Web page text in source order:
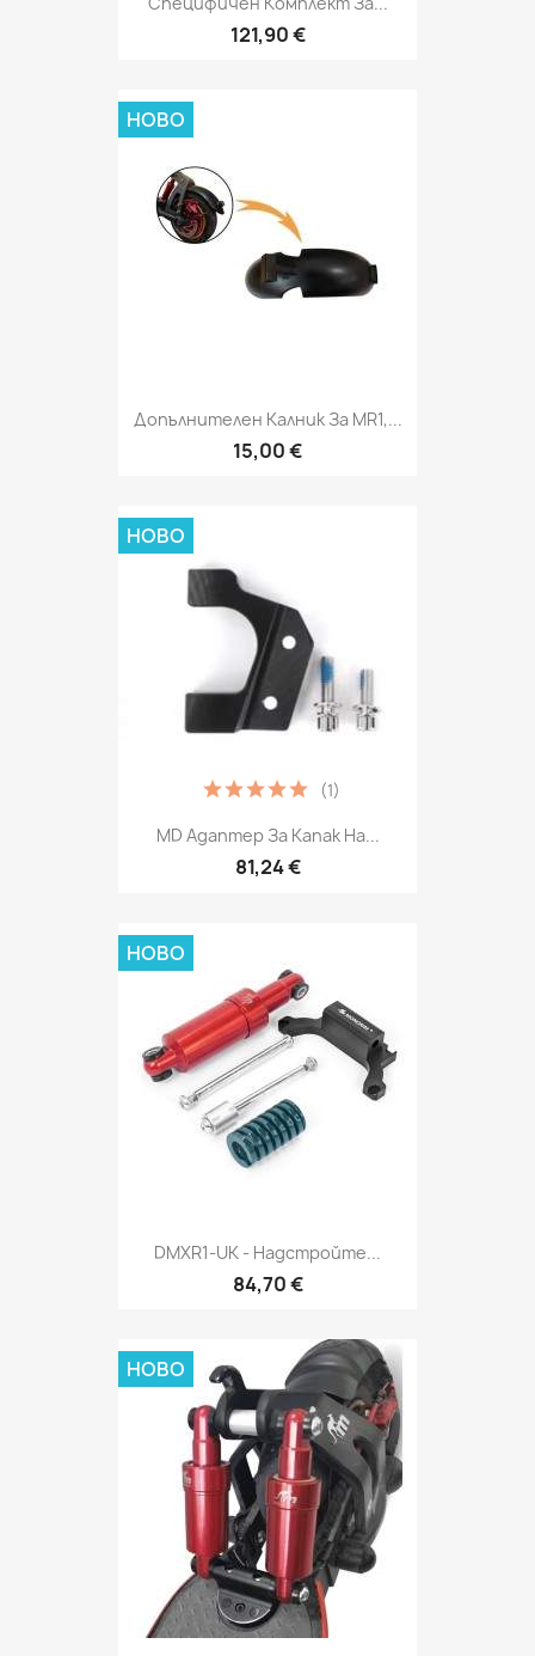
121,90 €
Допълнителен Калник За MR1,...
15,00 €
НОВО
MD Адаптер За Капак На...
81,24 €
(1)
НОВО
DMXR1-UK - Надстройте...
84,70 €
НОВО
НОВО